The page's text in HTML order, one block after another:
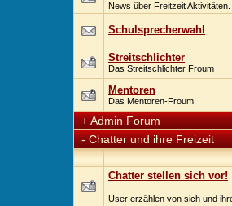
News über Freitzeit Aktivitäten.
Schulsprecherwahl
Streitschlichter
Das Streitschlichter Froum
Mentoren
Das Mentoren-Froum!
+Admin Forum
- Chatter und ihre Freizeit
Chatter stellen sich vor!
User erzählen von sich und